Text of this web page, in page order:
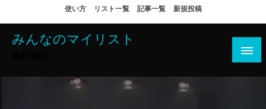
ン
へ
使い方 リスト一覧 記事一覧 新規投稿
みんなのマイリスト